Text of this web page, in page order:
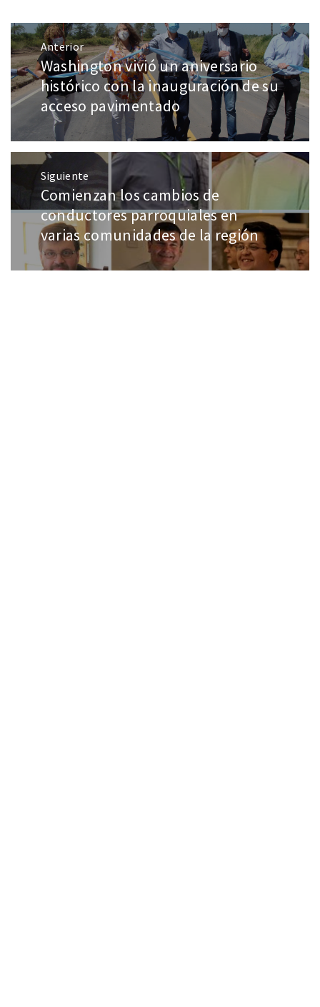
Anterior
Washington vivió un aniversario
histórico con la inauguración de su
acceso pavimentado
Siguiente
Comienzan los cambios de
conductores parroquiales en
varias comunidades de la región